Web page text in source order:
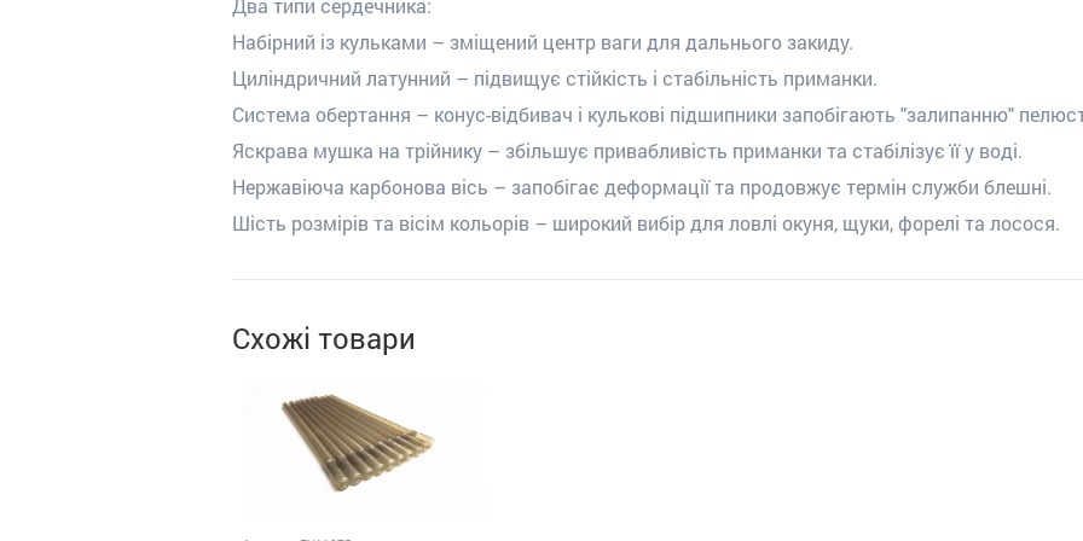
Набірний із кульками – зміщений центр ваги для дальнього закиду.
Циліндричний латунний – підвищує стійкість і стабільність приманки.
Система обертання – конус-відбивач і кулькові підшипники запобігають "залипанню"
Яскрава мушка на трійнику – збільшує привабливість приманки та стабілізує її у воді.
Нержавіюча карбонова вісь – запобігає деформації та продовжує термін служби блешні.
Шість розмірів та вісім кольорів – широкий вибір для ловлі окуня, щуки, форелі та лосося.
Схожі товари